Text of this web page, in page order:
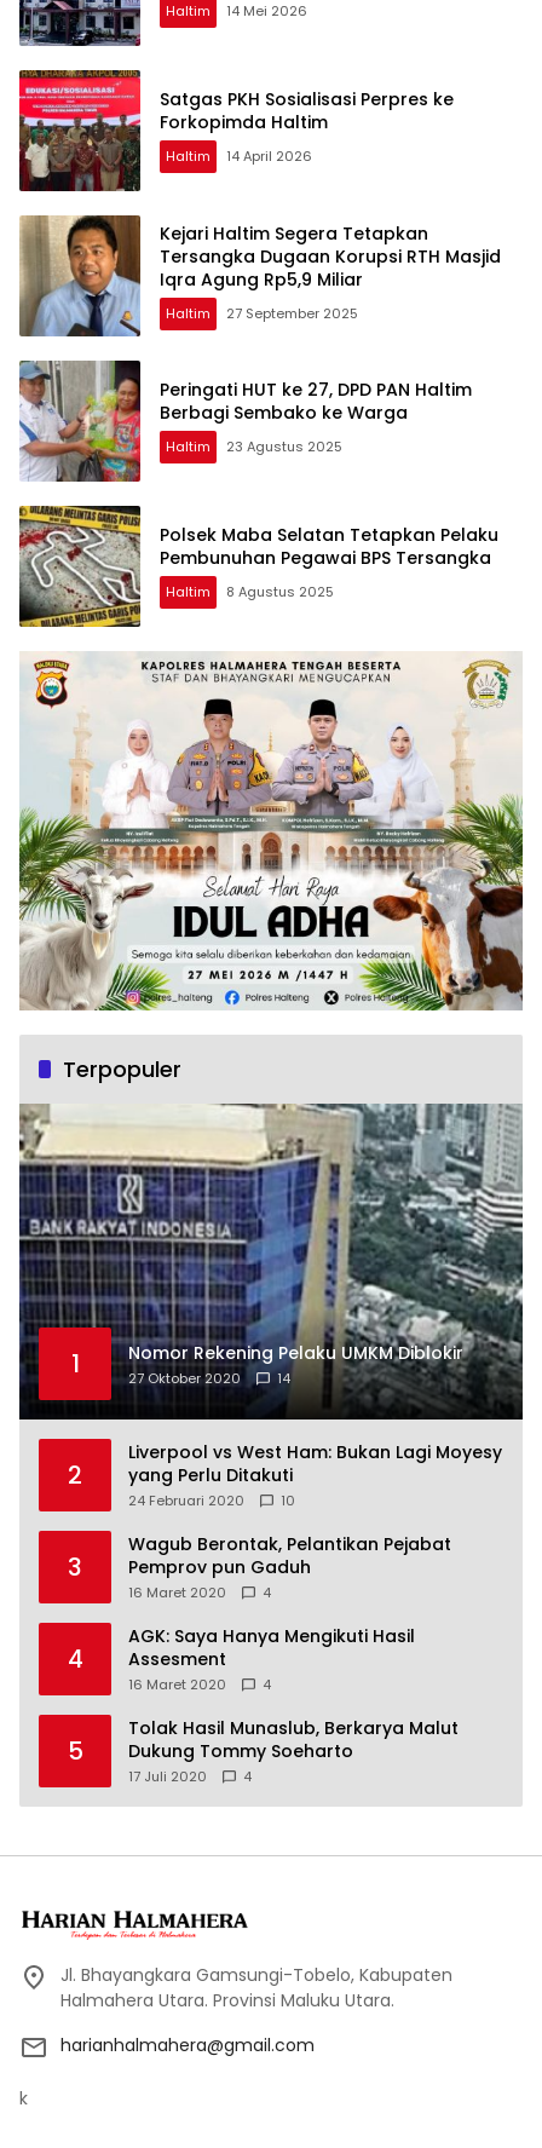
Haltim 14 Mei 2026
Satgas PKH Sosialisasi Perpres ke
Forkopimda Haltim
Haltim 14 April 2026
Kejari Haltim Segera Tetapkan
Tersangka Dugaan Korupsi RTH Masjid
Iqra Agung Rp5,9 Miliar
Haltim 27 September 2025
Peringati HUT ke 27, DPD PAN Haltim
Berbagi Sembako ke Warga
Haltim 23 Agustus 2025
Polsek Maba Selatan Tetapkan Pelaku
Pembunuhan Pegawai BPS Tersangka
Haltim 8 Agustus 2025
Terpopuler
1 Nomor Rekening Pelaku UMKM Diblokir
27 Oktober 2020 14
2
Liverpool vs West Ham: Bukan Lagi Moyesy
yang Perlu Ditakuti
24 Februari 2020 10
3
Wagub Berontak, Pelantikan Pejabat
Pemprov pun Gaduh
16 Maret 2020 4
4
AGK: Saya Hanya Mengikuti Hasil
Assesment
16 Maret 2020 4
5
Tolak Hasil Munaslub, Berkarya Malut
Dukung Tommy Soeharto
17 Juli 2020 4
Jl. Bhayangkara Gamsungi-Tobelo, Kabupaten
Halmahera Utara. Provinsi Maluku Utara.
harianhalmahera@gmail.com
k